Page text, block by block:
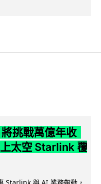
挑戰萬億年收
太空 Starlink 覆
Starlink 與 AI 業務帶動，